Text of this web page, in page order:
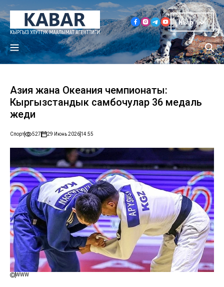
Кыр
Азия жана Океания чемпионаты:
Кыргызстандык самбочулар 36 медаль
жеңди
Спорт 527 29 Июнь 202614:55
WWW